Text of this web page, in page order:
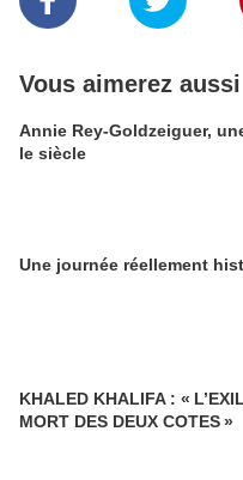
Vous aimerez aussi
Annie Rey-Goldzeiguer,
le siècle
Une journée réellement
KHALED KHALIFA : «
MORT DES DEUX COTES »